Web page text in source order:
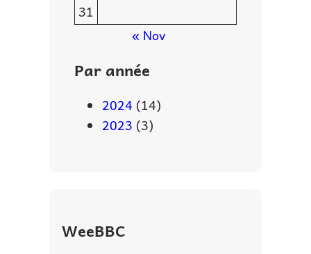
31
« Nov
Par année
2024 (14)
2023 (3)
WeeBBC